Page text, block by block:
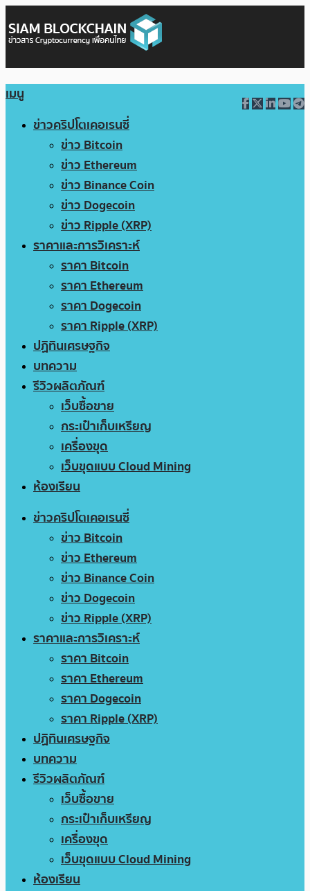
เมนู
ข่าวคริปโตเคอเรนซี่
ข่าว Bitcoin
ข่าว Ethereum
ข่าว Binance Coin
ข่าว Dogecoin
ข่าว Ripple (XRP)
ราคาและการวิเคราะห์
ราคา Bitcoin
ราคา Ethereum
ราคา Dogecoin
ราคา Ripple (XRP)
ปฏิทินเศรษฐกิจ
บทความ
รีวิวผลิตภัณฑ์
เว็บซื้อขาย
กระเป๋าเก็บเหรียญ
เครื่องขุด
เว็บขุดแบบ Cloud Mining
ห้องเรียน
ข่าวคริปโตเคอเรนซี่
ข่าว Bitcoin
ข่าว Ethereum
ข่าว Binance Coin
ข่าว Dogecoin
ข่าว Ripple (XRP)
ราคาและการวิเคราะห์
ราคา Bitcoin
ราคา Ethereum
ราคา Dogecoin
ราคา Ripple (XRP)
ปฏิทินเศรษฐกิจ
บทความ
รีวิวผลิตภัณฑ์
เว็บซื้อขาย
กระเป๋าเก็บเหรียญ
เครื่องขุด
เว็บขุดแบบ Cloud Mining
ห้องเรียน